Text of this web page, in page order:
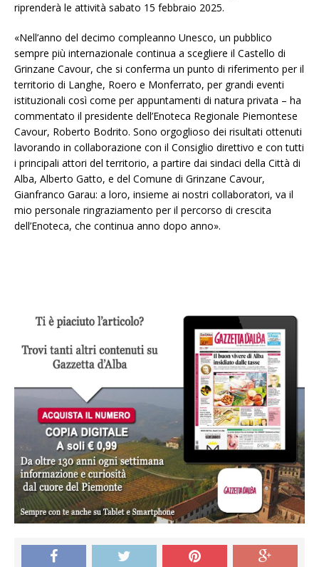
riprenderà le attività sabato 15 febbraio 2025.
«Nell’anno del decimo compleanno Unesco, un pubblico
sempre più internazionale continua a scegliere il Castello di
Grinzane Cavour, che si conferma un punto di riferimento per il
territorio di Langhe, Roero e Monferrato, per grandi eventi
istituzionali così come per appuntamenti di natura privata – ha
commentato il presidente dell’Enoteca Regionale Piemontese
Cavour, Roberto Bodrito. Sono orgoglioso dei risultati ottenuti
lavorando in collaborazione con il Consiglio direttivo e con tutti
i principali attori del territorio, a partire dai sindaci della Città di
Alba, Alberto Gatto, e del Comune di Grinzane Cavour,
Gianfranco Garau: a loro, insieme ai nostri collaboratori, va il
mio personale ringraziamento per il percorso di crescita
dell’Enoteca, che continua anno dopo anno».